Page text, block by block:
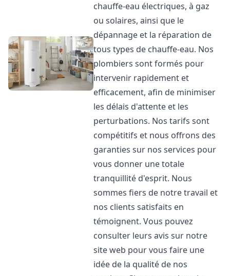
chauffe-eau électriques, à gaz
ou solaires, ainsi que le
dépannage et la réparation de
tous types de chauffe-eau. Nos
plombiers sont formés pour
intervenir rapidement et
efficacement, afin de minimiser
les délais d'attente et les
perturbations. Nos tarifs sont
compétitifs et nous offrons des
garanties sur nos services pour
vous donner une totale
tranquillité d'esprit. Nous
sommes fiers de notre travail et
nos clients satisfaits en
témoignent. Vous pouvez
consulter leurs avis sur notre
site web pour vous faire une
idée de la qualité de nos